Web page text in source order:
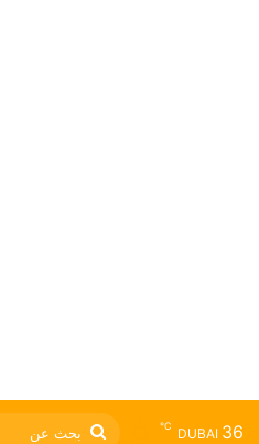
DUBAI 36
℃
بحث